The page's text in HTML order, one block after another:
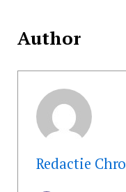
Author
Redactie